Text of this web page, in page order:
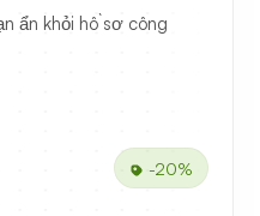
ẩn khỏi hồ sơ công
-20%